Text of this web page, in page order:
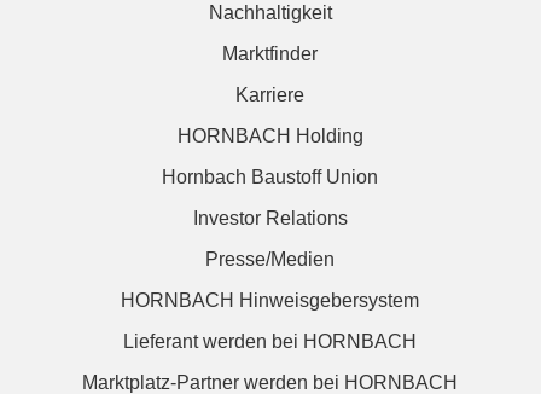
Nachhaltigkeit
Marktfinder
Karriere
HORNBACH Holding
Hornbach Baustoff Union
Investor Relations
Presse/Medien
HORNBACH Hinweisgebersystem
Lieferant werden bei HORNBACH
Marktplatz-Partner werden bei HORNBACH